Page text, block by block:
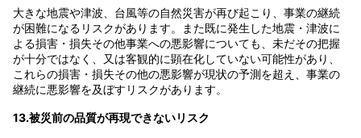
大きな地震や津波、台風等の自然災害が再び起こり、事業の継続
が困難になるリスクがあります。また既に発生した地震・津波に
よる損害・損失その他事業への悪影響についても、未だその把握
が十分ではなく、又は客観的に顕在化していない可能性があり、
これらの損害・損失その他の悪影響が現状の予測を超え、事業の
継続に悪影響を及ぼすリスクがあります。
13.被災前の品質が再現できないリスク